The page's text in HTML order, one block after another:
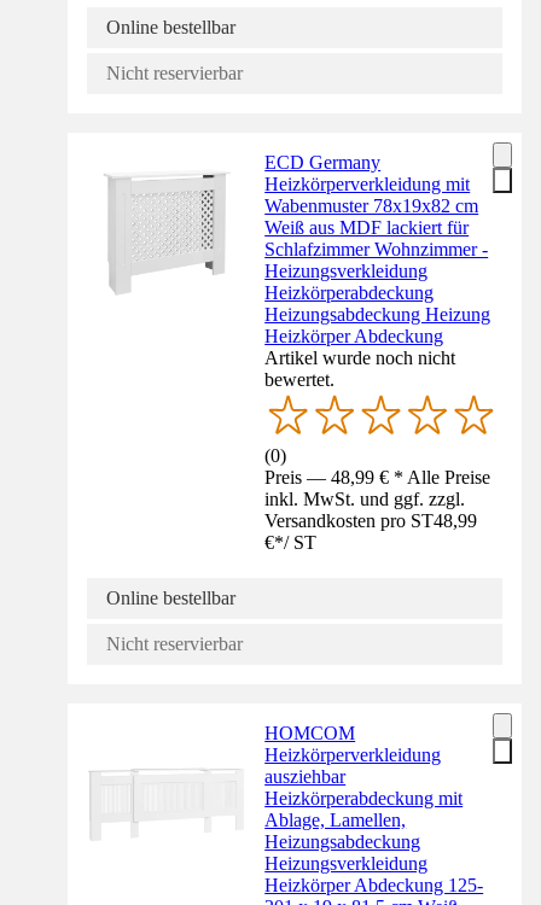
Online bestellbar
Nicht reservierbar
ECD Germany
Heizkörperverkleidung mit
Wabenmuster 78x19x82 cm
Weiß aus MDF lackiert für
Schlafzimmer Wohnzimmer -
Heizungsverkleidung
Heizkörperabdeckung
Heizungsabdeckung Heizung
Heizkörper Abdeckung
Artikel wurde noch nicht
bewertet.
(0)
Preis — 48,99 € * Alle Preise
inkl. MwSt. und ggf. zzgl.
Versandkosten pro ST48,99
€*/ ST
Online bestellbar
Nicht reservierbar
HOMCOM
Heizkörperverkleidung
ausziehbar
Heizkörperabdeckung mit
Ablage, Lamellen,
Heizungsabdeckung
Heizungsverkleidung
Heizkörper Abdeckung 125-